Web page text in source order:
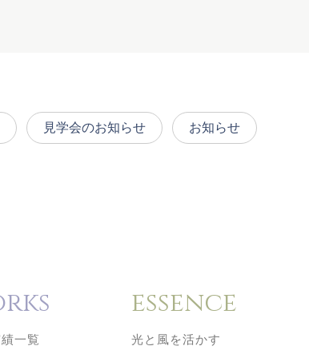
見学会のお知らせ お知らせ
一覧
essence
光と風を活かす